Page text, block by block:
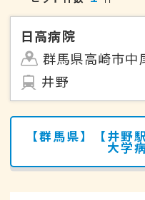
日高病院
群馬県高崎市中
井野
【群馬県】【井野
大学